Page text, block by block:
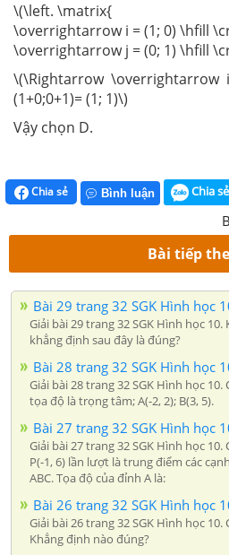
\(\left. \matrix{
\overrightarrow i = (1; 0) \hfill
\overrightarrow j = (0; 1) \hfill
\(\Rightarrow
(1+0;0+1)= (1; 1)\)
Vậy chọn D.
Chia sẻ Bình luận Chia sẻ
Bài tiếp
Bài 29 trang 32 SGK Hình học
Giải bài 29 trang 32 SGK Hình học
khẳng định sau đây là đúng?
Bài 28 trang 32 SGK Hình học
Giải bài 28 trang 32 SGK Hình học 10.
tọa độ là trọng tâm; A(-2, 2); B(3, 5).
Bài 27 trang 32 SGK Hình học
Giải bài 27 trang 32 SGK Hình học 10.
P(-1, 6) lần lượt là trung điểm các
ABC. Tọa độ của đỉnh A là:
Bài 26 trang 32 SGK Hình học
Giải bài 26 trang 32 SGK Hình học 10.
Khẳng định nào đúng?